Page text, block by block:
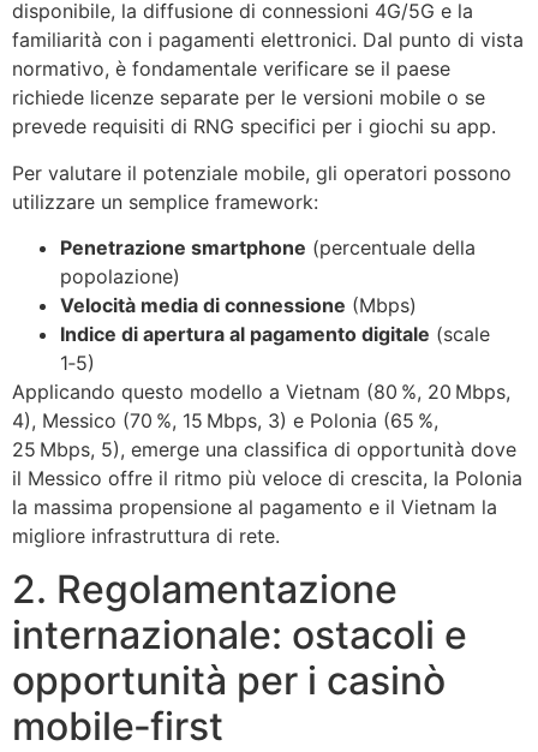
disponibile, la diffusione di connessioni 4G/5G e la
familiarità con i pagamenti elettronici. Dal punto di vista
normativo, è fondamentale verificare se il paese
richiede licenze separate per le versioni mobile o se
prevede requisiti di RNG specifici per i giochi su app.
Per valutare il potenziale mobile, gli operatori possono
utilizzare un semplice framework:
Penetrazione smartphone (percentuale della
popolazione)
Velocità media di connessione (Mbps)
Indice di apertura al pagamento digitale (scale
1‑5)
Applicando questo modello a Vietnam (80 %, 20 Mbps,
4), Messico (70 %, 15 Mbps, 3) e Polonia (65 %,
25 Mbps, 5), emerge una classifica di opportunità dove
il Messico offre il ritmo più veloce di crescita, la Polonia
la massima propensione al pagamento e il Vietnam la
migliore infrastruttura di rete.
2. Regolamentazione
internazionale: ostacoli e
opportunità per i casinò
mobile‑first